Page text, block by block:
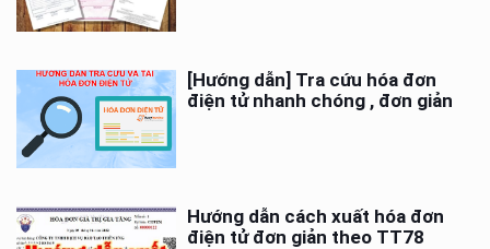
[Hướng dẫn] Tra cứu hóa đơn
điện tử nhanh chóng , đơn giản
Hướng dẫn cách xuất hóa đơn
điện tử đơn giản theo TT78